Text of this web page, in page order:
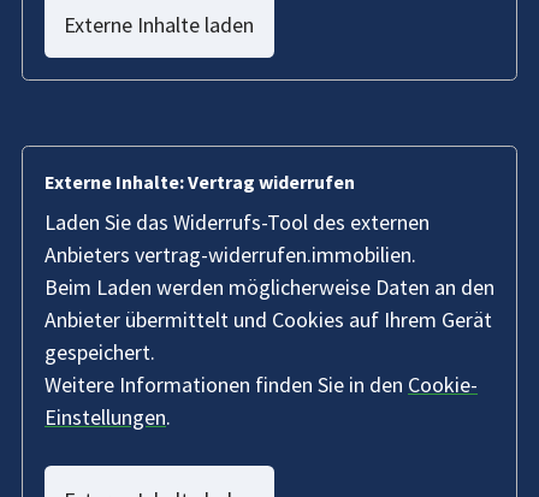
Externe Inhalte laden
Externe Inhalte: Vertrag widerrufen
Laden Sie das Widerrufs-Tool des externen
Anbieters vertrag-widerrufen.immobilien.
Beim Laden werden möglicherweise Daten an den
Anbieter übermittelt und Cookies auf Ihrem Gerät
gespeichert.
Weitere Informationen finden Sie in den Cookie-
Einstellungen.